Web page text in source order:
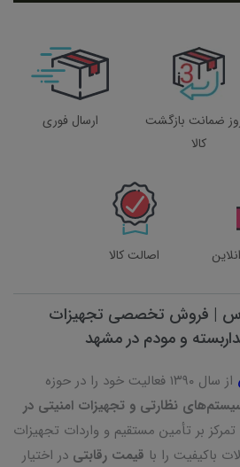
ضمانت بازگشت
کالا
ارسال فوری
اصالت کالا
پارس | فروش تخصصی تجهیزات
و مودم در مشهد
از سال ۱۳۹۰ فعالیت خود را در حوزه
نظارتی و تجهیزات امنیتی در
بر تأمین مستقیم و واردات تجهیزات
باکیفیت را با قیمت رقابتی در اختیار